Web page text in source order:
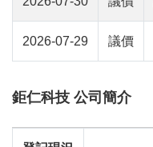
2026-07-29 議價
鉅仁科技 公司簡介